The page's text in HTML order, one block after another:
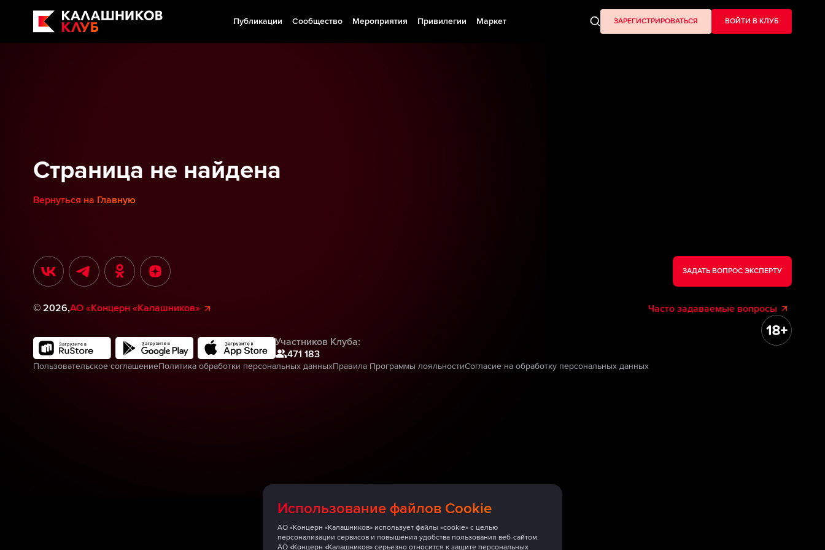
Публикации Сообщество Мероприятия Привилегии Маркет ЗАРЕГИСТРИРОВАТЬСЯ ВОЙТИ В КЛУБ
Использование файлов Cookie
АО «Концерн «Калашников» использует файлы «cookie» с целью
персонализации сервисов и повышения удобства пользования веб-сайтом.
АО «Концерн «Калашников» серьезно относится к защите персональных
Страница не найдена
Вернуться на Главную
ЗАДАТЬ ВОПРОС ЭКСПЕРТУ
© 2026,АО «Концерн «Калашников» Часто задаваемые вопросы
Участников Клуба:
471 183
Пользовательское соглашениеПолитика обработки персональных данныхПравила Программы лояльностиСогласие на обработку персональных данных